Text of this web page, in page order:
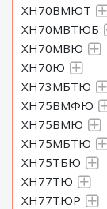
ХН70ВМЮТ
ХН70МВТЮБ
ХН70МВЮ
ХН70Ю
ХН73МБТЮ
ХН75ВМФЮ
ХН75ВМЮ
ХН75МБТЮ
ХН75ТБЮ
ХН77ТЮ
ХН77ТЮР